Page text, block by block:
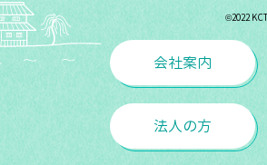
©︎2022
会社案内
法人の方